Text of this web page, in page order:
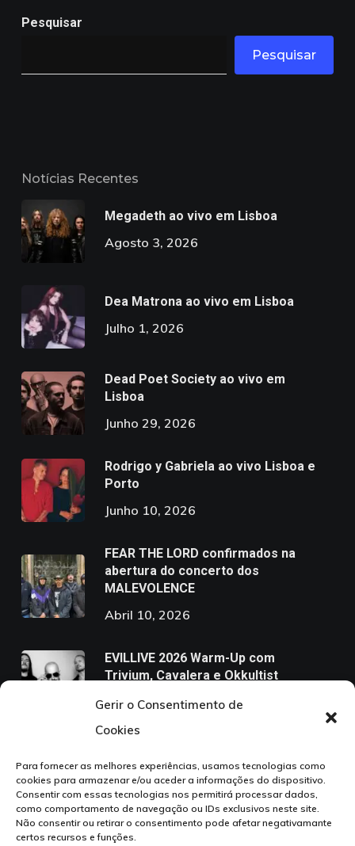
Gerir o Consentimento de
Cookies
Para fornecer as melhores experiências, usamos tecnologias como
cookies para armazenar e/ou aceder a informações do dispositivo.
Consentir com essas tecnologias nos permitirá processar dados,
como comportamento de navegação ou IDs exclusivos neste site.
Não consentir ou retirar o consentimento pode afetar negativamante
certos recursos e funções.
Pesquisar
Pesquisar
Notícias Recentes
Megadeth ao vivo em Lisboa
Agosto 3, 2026
Dea Matrona ao vivo em Lisboa
Julho 1, 2026
Dead Poet Society ao vivo em
Lisboa
Junho 29, 2026
Rodrigo y Gabriela ao vivo Lisboa e
Porto
Junho 10, 2026
FEAR THE LORD confirmados na
abertura do concerto dos
MALEVOLENCE
Abril 10, 2026
EVILLIVE 2026 Warm-Up com
Trivium, Cavalera e Okkultist
Março 6, 2026